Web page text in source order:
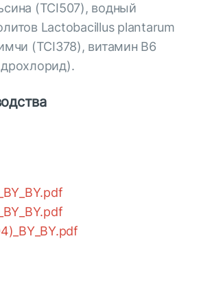
(TCI507), водный
Lactobacillus plantarum
(TCI378), витамин В6